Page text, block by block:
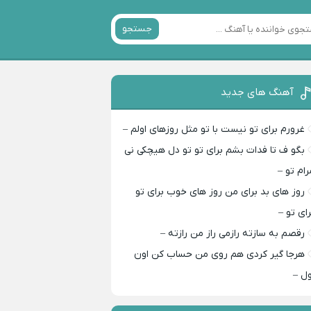
جستجو
آهنگ های جدید
غرورم برای تو نیست با تو مثل روزهای اولم –
بگو ف تا فدات بشم برای تو تو دل هیچکی نی
تو –
روز های بد برای من روز های خوب برای تو
تو –
رقصم به سازته رازمی راز من رازته –
هرجا گیر کردی هم روی من حساب کن اون
–